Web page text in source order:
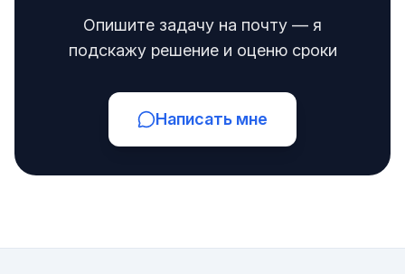
Опишите задачу на почту — я
подскажу решение и оценю сроки
Написать мне